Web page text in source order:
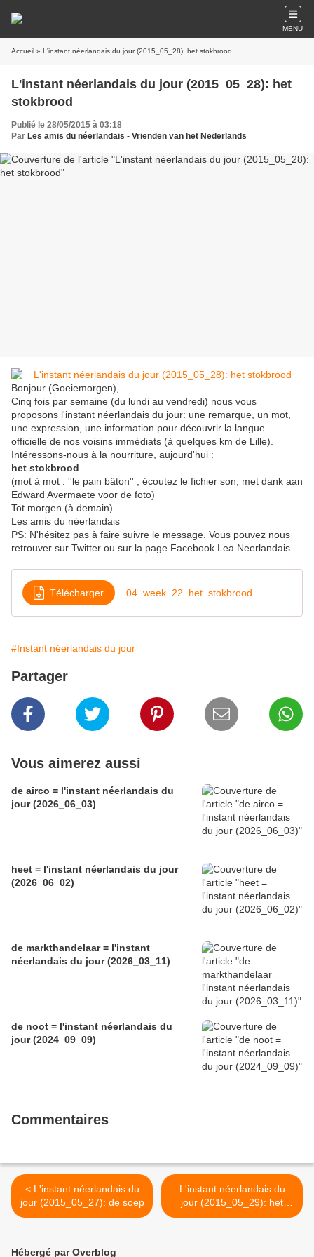
MENU
Accueil » L'instant néerlandais du jour (2015_05_28): het stokbrood
L'instant néerlandais du jour (2015_05_28): het
stokbrood
Publié le 28/05/2015 à 03:18
Par Les amis du néerlandais - Vrienden van het Nederlands
Bonjour (Goeiemorgen),
Cinq fois par semaine (du lundi au vendredi) nous vous
proposons l'instant néerlandais du jour: une remarque, un mot,
une expression, une information pour découvrir la langue
officielle de nos voisins immédiats (à quelques km de Lille).
Intéressons-nous à la nourriture, aujourd'hui :
het stokbrood
(mot à mot : ''le pain bâton'' ; écoutez le fichier son; met dank aan
Edward Avermaete voor de foto)
Tot morgen (à demain)
Les amis du néerlandais
PS: N'hésitez pas à faire suivre le message. Vous pouvez nous
retrouver sur Twitter ou sur la page Facebook Lea Neerlandais
Télécharger 04_week_22_het_stokbrood
#Instant néerlandais du jour
Partager
Vous aimerez aussi
de airco = l'instant néerlandais du
jour (2026_06_03)
heet = l'instant néerlandais du jour
(2026_06_02)
de markthandelaar = l'instant
néerlandais du jour (2026_03_11)
de noot = l'instant néerlandais du
jour (2024_09_09)
Commentaires
< L'instant néerlandais du
jour (2015_05_27): de soep
L'instant néerlandais du
jour (2015_05_29): het
stoofvlees >
Hébergé par Overblog